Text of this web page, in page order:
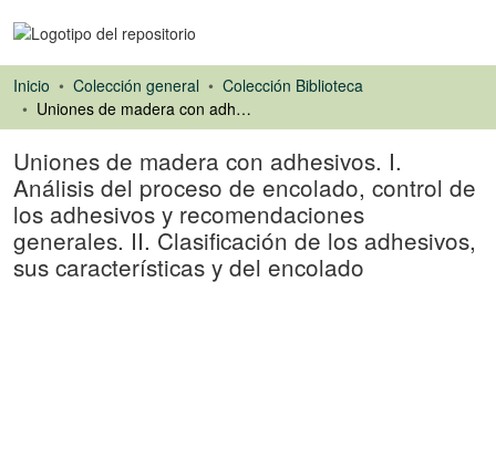
Inicio Colección general
Colección Biblioteca
Uniones de madera con adhesivos. I. Análisis del proceso de encolado, control de los adhesivos y recomendaciones generales. II. Clasificación de los adhesivos, sus características y del encolado
Uniones de madera con adhesivos. I.
Análisis del proceso de encolado, control de
los adhesivos y recomendaciones
generales. II. Clasificación de los adhesivos,
sus características y del encolado